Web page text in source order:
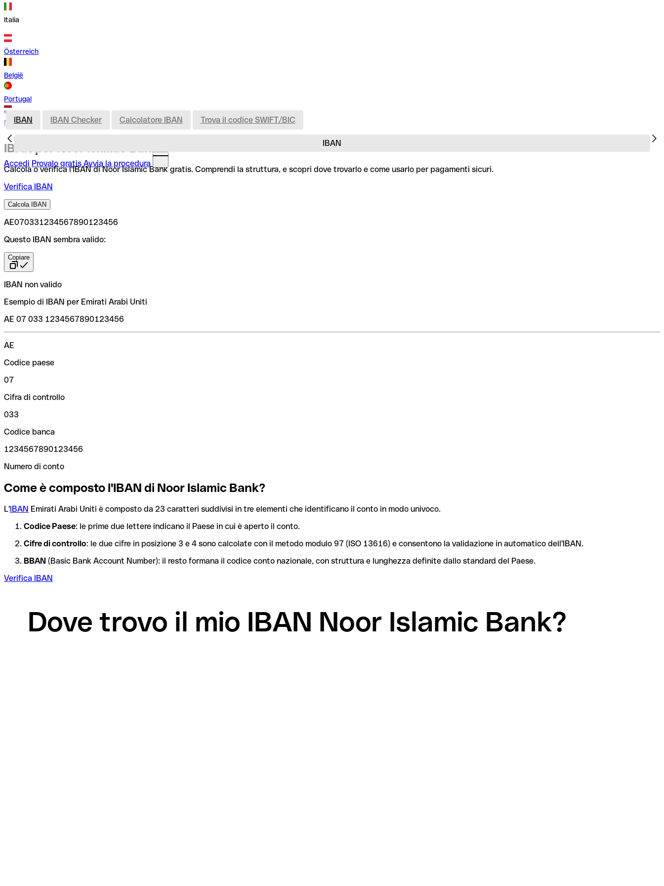
Italia
Österreich
België
Portugal
Nederland
Accedi Provalo gratis Avvia la procedura
IBAN
IBAN IBAN Checker Calcolatore IBAN Trova il codice SWIFT/BIC
IBAN per Noor Islamic Bank
Calcola o verifica l'IBAN di Noor Islamic Bank gratis. Comprendi la struttura, e scopri dove trovarlo e come usarlo per pagamenti sicuri.
Verifica IBAN
Calcola IBAN
AE070331234567890123456
Questo IBAN sembra valido:
Copiare
IBAN non valido
Esempio di IBAN per Emirati Arabi Uniti
AE 07 033 1234567890123456
AE
Codice paese
07
Cifra di controllo
033
Codice banca
1234567890123456
Numero di conto
Come è composto l'IBAN di Noor Islamic Bank?
L'IBAN Emirati Arabi Uniti è composto da 23 caratteri suddivisi in tre elementi che identificano il conto in modo univoco.
Codice Paese: le prime due lettere indicano il Paese in cui è aperto il conto.
Cifre di controllo: le due cifre in posizione 3 e 4 sono calcolate con il metodo modulo 97 (ISO 13616) e consentono la validazione in automatico dell'IBAN.
BBAN (Basic Bank Account Number): il resto formana il codice conto nazionale, con struttura e lunghezza definite dallo standard del Paese.
Verifica IBAN
Dove trovo il mio IBAN Noor Islamic Bank?